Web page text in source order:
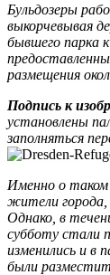
Бульдозеры
выкорчевывая
бывшего парка
размещения
Подпись к
установлены
заполняться
Именно о таком
жители города,
Однако, в
субботу стали
изменились и в
были